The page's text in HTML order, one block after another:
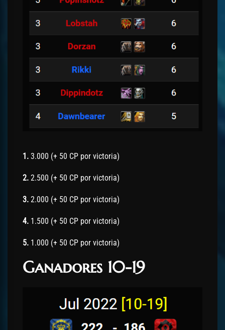
1. 3.000 (+ 50 CP por victoria)
2. 2.500 (+ 50 CP por victoria)
3. 2.000 (+ 50 CP por victoria)
4. 1.500 (+ 50 CP por victoria)
5. 1.000 (+ 50 CP por victoria)
Ganadores 10-19